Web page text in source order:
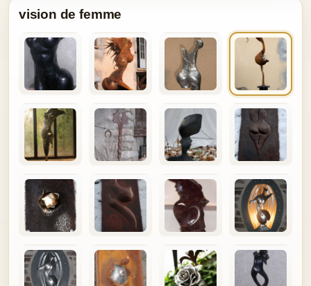
vision de femme